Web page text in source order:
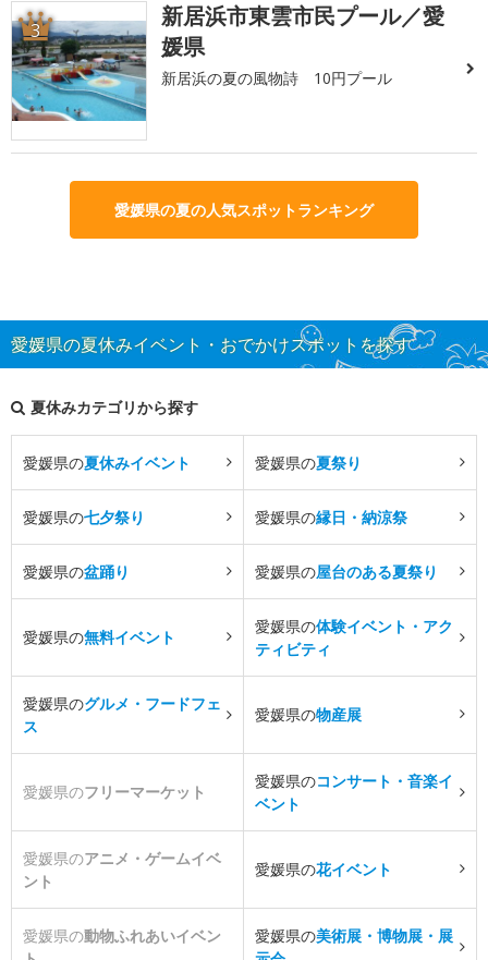
3
新居浜市東雲市民プール／愛
媛県
新居浜の夏の風物詩 10円プール
愛媛県の夏の人気スポットランキング
愛媛県の夏休みイベント・おでかけスポットを探す
夏休みカテゴリから探す
愛媛県の夏休みイベント 愛媛県の夏祭り
愛媛県の七夕祭り 愛媛県の縁日・納涼祭
愛媛県の盆踊り 愛媛県の屋台のある夏祭り
愛媛県の無料イベント
愛媛県の体験イベント・アク
ティビティ
愛媛県のグルメ・フードフェ
ス
愛媛県の物産展
愛媛県のフリーマーケット
愛媛県のコンサート・音楽イ
ベント
愛媛県のアニメ・ゲームイベ
ント
愛媛県の花イベント
愛媛県の動物ふれあいイベン
愛媛県の美術展・博物展・展